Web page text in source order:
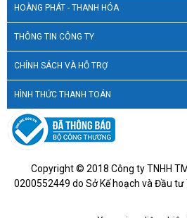
HOÀNG PHÁT - THANH HÓA
THÔNG TIN CÔNG TY
CHÍNH SÁCH VÀ HỖ TRỢ
HÌNH THỨC THANH TOÁN
Copyright © 2018 Công ty TNHH
0200552449 do Sở Kế hoạch và Đầu tư